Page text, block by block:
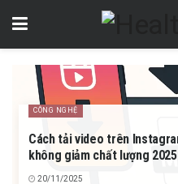
CÔNG NGHỆ
Cách tải video trên
không giảm chất lượng 2025
20/11/2025